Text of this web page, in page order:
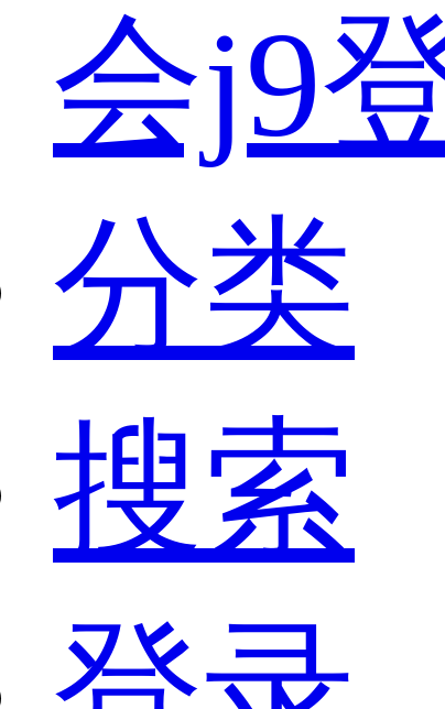
会j9
分类
搜索